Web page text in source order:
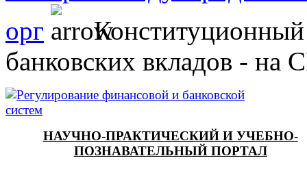
орг
банковских вкладов - на
НАУЧНО-ПРАКТИЧЕСКИЙ И УЧЕБНО-
ПОЗНАВАТЕЛЬНЫЙ ПОРТАЛ